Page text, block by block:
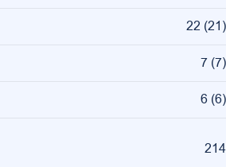
22 (21)
7 (7)
6 (6)
214